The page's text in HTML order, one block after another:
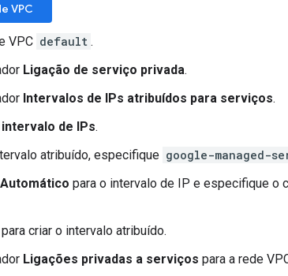
VPC
VPC default .
Ligação de serviço privada.
Intervalos de IPs atribuídos para serviços.
de IPs.
atribuído, especifique google-managed-
Automático para o intervalo de IP e especifique o
para criar o intervalo atribuído.
Ligações privadas a serviços para a rede